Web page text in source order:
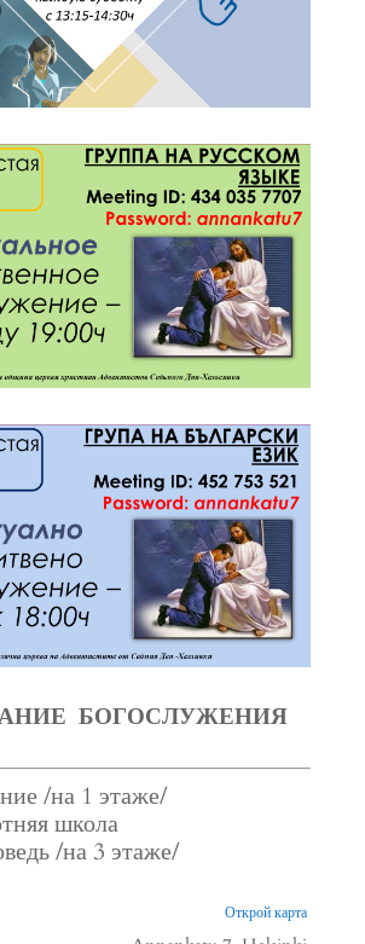
БОГОСЛУЖЕНИЯ
/на 1 этаже/
школа
/на 3 этаже/
Открой карта